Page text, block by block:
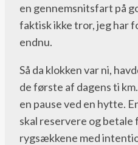
en gennemsnitsfart på
faktisk ikke tror, jeg har
endnu.
Så da klokken var ni,
de første af dagens ti
en pause ved en hytte.
skal reservere og betale
rygsækkene med